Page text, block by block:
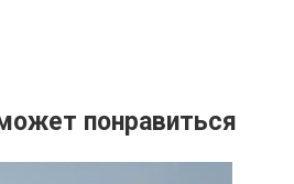
понравиться